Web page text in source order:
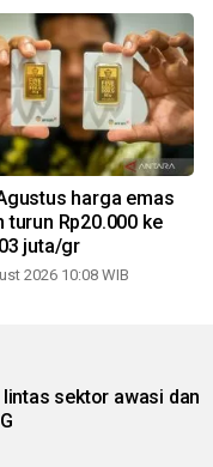
harga emas
turun Rp20.000 ke
juta/gr
2026 10:08 WIB
sektor awasi dan